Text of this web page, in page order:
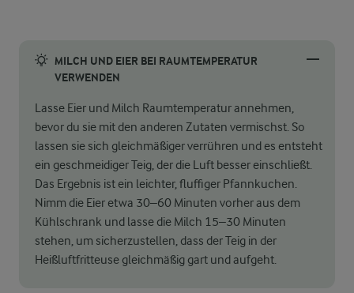
MILCH UND EIER BEI RAUMTEMPERATUR
VERWENDEN
Lasse Eier und Milch Raumtemperatur annehmen,
bevor du sie mit den anderen Zutaten vermischst. So
lassen sie sich gleichmäßiger verrühren und es entsteht
ein geschmeidiger Teig, der die Luft besser einschließt.
Das Ergebnis ist ein leichter, fluffiger Pfannkuchen.
Nimm die Eier etwa 30–60 Minuten vorher aus dem
Kühlschrank und lasse die Milch 15–30 Minuten
stehen, um sicherzustellen, dass der Teig in der
Heißluftfritteuse gleichmäßig gart und aufgeht.